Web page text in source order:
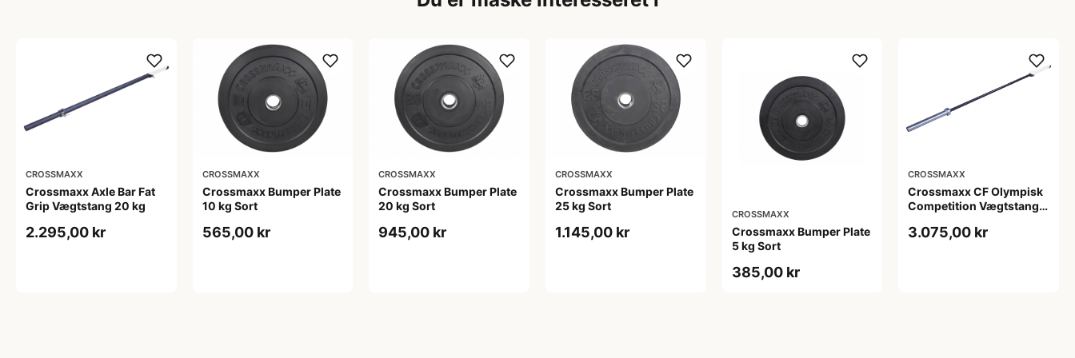
CROSSMAXX
Crossmaxx Axle Bar Fat
Grip Vægtstang 20 kg
2.295,00 kr
CROSSMAXX
Crossmaxx Bumper Plate
10 kg Sort
565,00 kr
CROSSMAXX
Crossmaxx Bumper Plate
20 kg Sort
945,00 kr
CROSSMAXX
Crossmaxx Bumper Plate
25 kg Sort
1.145,00 kr
CROSSMAXX
Crossmaxx Bumper Plate
5 kg Sort
385,00 kr
CROSSMAXX
Crossmaxx CF Olympisk
Competition Vægtstang
3.075,00 kr